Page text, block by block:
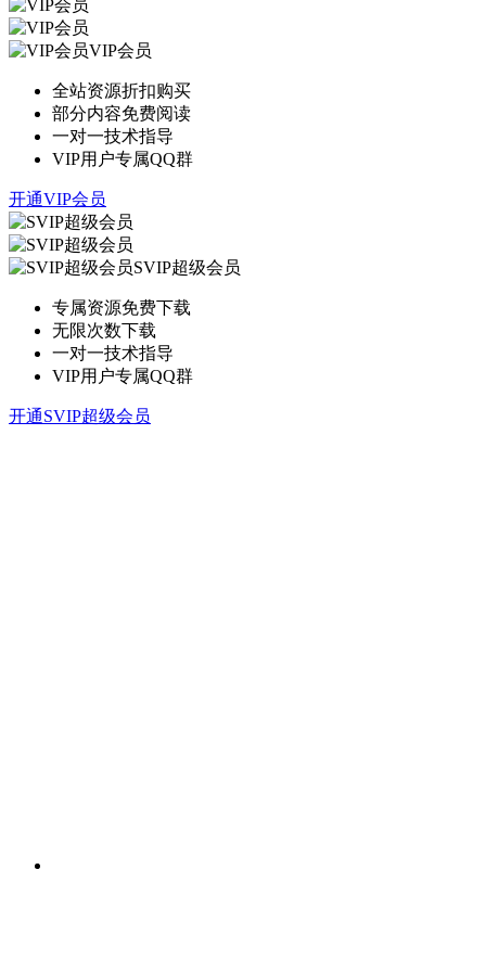
VIP会员
全站资源折扣购买
部分内容免费阅读
一对一技术指导
VIP用户专属QQ群
开通VIP会员
SVIP超级会员
专属资源免费下载
无限次数下载
一对一技术指导
VIP用户专属QQ群
开通SVIP超级会员